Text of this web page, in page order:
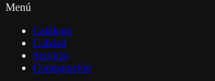
Menú
Catálogo
Calidad
Servicio
Comparación